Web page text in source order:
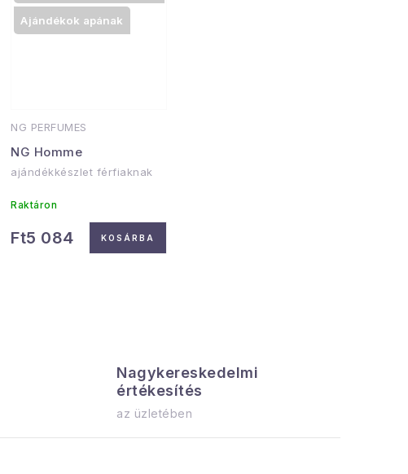
NG PERFUMES
NG Homme
Ajándékok apának
ajándékkészlet férfiaknak
Raktáron
Ft5 084 KOSÁRBA
Nagykereskedelmi
értékesítés
az üzletében